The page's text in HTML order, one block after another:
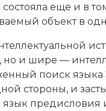
еще и в
объект в
и шире —
поиск языка
стороны, и
предисловия